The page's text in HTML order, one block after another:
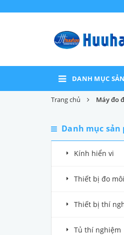
DANH MỤC
Trang chủ Máy đo
Danh mục sản
Kính hiển vi
Thiết bị đo
Thiết bị thí
Tủ thí nghiệm